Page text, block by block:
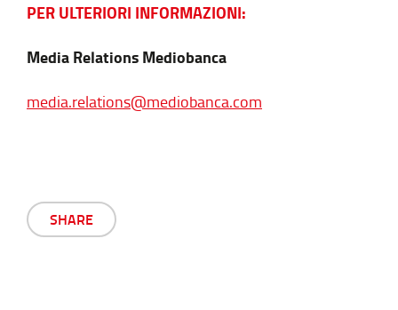
PER ULTERIORI INFORMAZIONI:
Media Relations Mediobanca
media.relations@mediobanca.com
SHARE